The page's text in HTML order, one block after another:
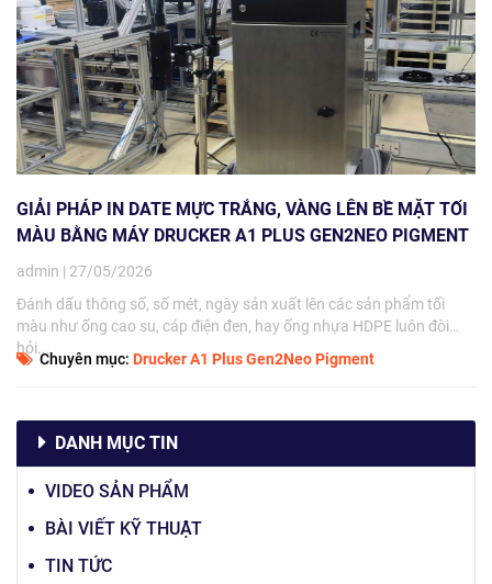
GIẢI PHÁP IN DATE MỰC TRẮNG, VÀNG LÊN BỀ MẶT TỐI
MÀU BẰNG MÁY DRUCKER A1 PLUS GEN2NEO PIGMENT
admin | 27/05/2026
Đánh dấu thông số, số mét, ngày sản xuất lên các sản phẩm tối
màu như ống cao su, cáp điện đen, hay ống nhựa HDPE luôn đòi
hỏi...
Chuyên mục: Drucker A1 Plus Gen2Neo Pigment
DANH MỤC TIN
VIDEO SẢN PHẨM
BÀI VIẾT KỸ THUẬT
TIN TỨC